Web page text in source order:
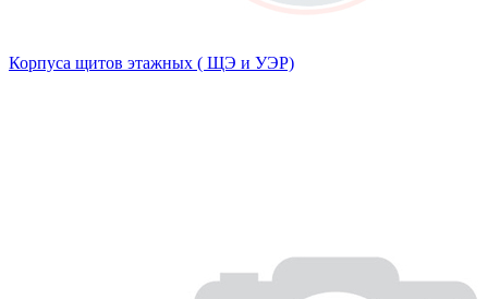
Корпуса щитов этажных ( ЩЭ и УЭР)